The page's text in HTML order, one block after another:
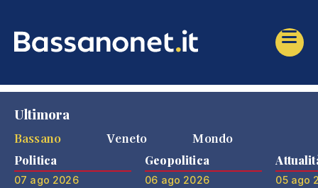
Ultimora
Bassano
Veneto Mondo
Politica
07 ago 2026
Geopolitica
06 ago 2026 05 ago